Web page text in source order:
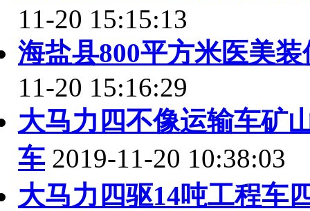
11-20 15:15:13
海盐县800平方米医美
11-20 15:16:29
大马力四不像运输车矿
车 2019-11-20 10:38:03
大马力四驱14吨工程车